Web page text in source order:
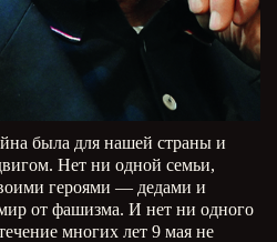
была для нашей страны и
Нет ни одной семьи,
героями — дедами и
от фашизма. И нет ни одного
многих лет 9 мая не